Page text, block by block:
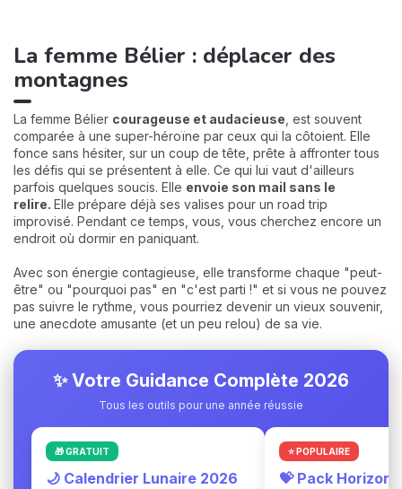
La femme Bélier : déplacer des
montagnes
La femme Bélier courageuse et audacieuse, est souvent
comparée à une super-héroïne par ceux qui la côtoient. Elle
fonce sans hésiter, sur un coup de tête, prête à affronter tous
les défis qui se présentent à elle. Ce qui lui vaut d'ailleurs
parfois quelques soucis. Elle envoie son mail sans le
relire. Elle prépare déjà ses valises pour un road trip
improvisé. Pendant ce temps, vous, vous cherchez encore un
endroit où dormir en paniquant.
Avec son énergie contagieuse, elle transforme chaque "peut-
être" ou "pourquoi pas" en "c'est parti !" et si vous ne pouvez
pas suivre le rythme, vous pourriez devenir un vieux souvenir,
une anecdote amusante (et un peu relou) de sa vie.
✨ Votre Guidance Complète 2026
Tous les outils pour une année réussie
🎁 GRATUIT
🌙 Calendrier Lunaire 2026
⭐ POPULAIRE
💝 Pack Horizon